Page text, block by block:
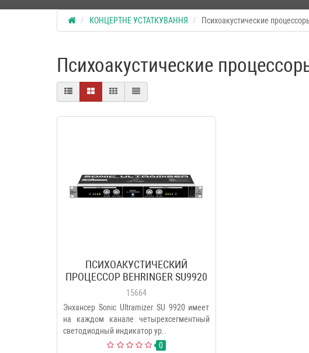
КОНЦЕРТНЕ УСТАТКУВАННЯ Психоакустические
Психоакустические
ПСИХОАКУСТИЧЕСКИЙ
ПРОЦЕССОР BEHRINGER SU9920
15664
Энхансер Sonic Ultramizer SU 9920 имеет
на каждом канале четырехсегментный
светодиодный индикатор ур..
0